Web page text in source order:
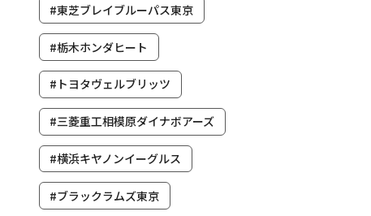
#東芝ブレイブルーパス東京
#栃木ホンダヒート
#トヨタヴェルブリッツ
#三菱重工相模原ダイナボアーズ
#横浜キヤノンイーグルス
#ブラックラムズ東京